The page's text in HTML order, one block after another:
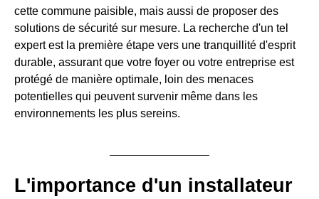
cette commune paisible, mais aussi de proposer des
solutions de sécurité sur mesure. La recherche d'un tel
expert est la première étape vers une tranquillité d'esprit
durable, assurant que votre foyer ou votre entreprise est
protégé de manière optimale, loin des menaces
potentielles qui peuvent survenir même dans les
environnements les plus sereins.
L'importance d'un installateur